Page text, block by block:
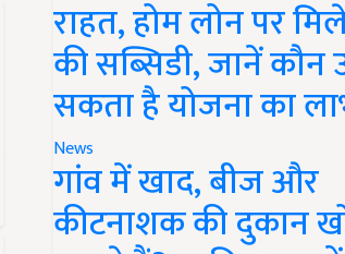
राहत, होम लोन पर
की सब्सिडी, जानें कौन
सकता है योजना का
News
गांव में खाद, बीज और
कीटनाशक की दुकान